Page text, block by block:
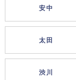
安中
太田
渋川